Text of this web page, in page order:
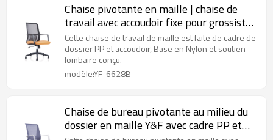
Chaise pivotante en maille | chaise de
travail avec accoudoir fixe pour grossiste
de bureau
Cette chaise de travail de maille est faite de cadre de
dossier PP et accoudoir, Base en Nylon et soutien
lombaire conçu.
modèle:YF-6628B
Chaise de bureau pivotante au milieu du
dossier en maille Y&F avec cadre PP et